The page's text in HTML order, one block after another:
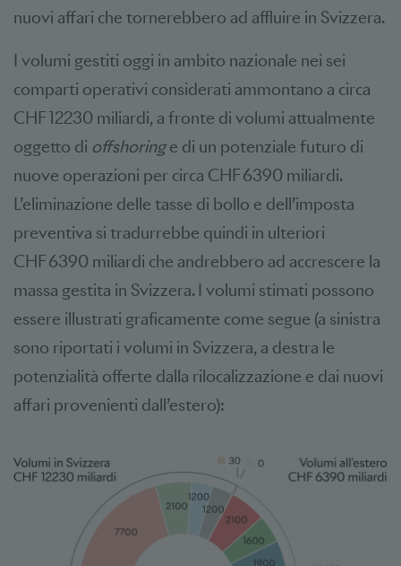
nuovi affari che tornerebbero ad affluire in Svizzera.
I volumi gestiti oggi in ambito nazionale nei sei
comparti operativi considerati ammontano a circa
CHF 12230 miliardi, a fronte di volumi attualmente
oggetto di offshoringe di un potenziale futuro di
nuove operazioni per circa CHF 6390 miliardi.
L’eliminazione delle tasse di bollo e dell’imposta
preventiva si tradurrebbe quindi in ulteriori
CHF 6390 miliardi che andrebbero ad accrescere la
massa gestita in Svizzera. I volumi stimati possono
essere illustrati graficamente come segue (a sinistra
sono riportati i volumi in Svizzera, a destra le
potenzialità offerte dalla rilocalizzazione e dai nuovi
affari provenienti dall’estero):